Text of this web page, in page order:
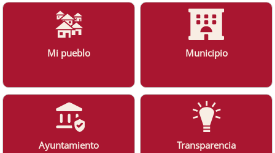
Mi pueblo Municipio
Ayuntamiento Transparencia